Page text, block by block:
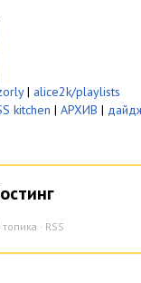
| alice2k/playlists
kitchen | АРХИВ |
топика · RSS